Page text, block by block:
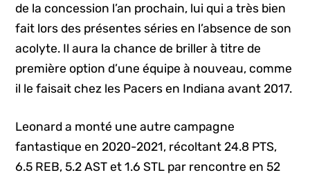
de la concession l’an prochain, lui qui a très bien
fait lors des présentes séries en l’absence de son
acolyte. Il aura la chance de briller à titre de
première option d’une équipe à nouveau, comme
il le faisait chez les Pacers en Indiana avant 2017.
Leonard a monté une autre campagne
fantastique en 2020-2021, récoltant 24.8 PTS,
6.5 REB, 5.2 AST et 1.6 STL par rencontre en 52